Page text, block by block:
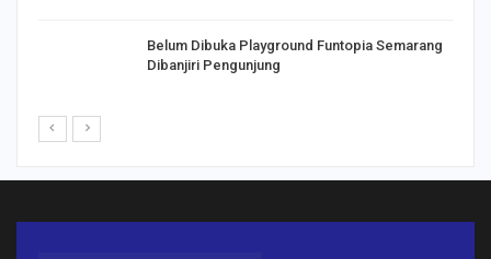
Belum Dibuka Playground Funtopia Semarang
Dibanjiri Pengunjung